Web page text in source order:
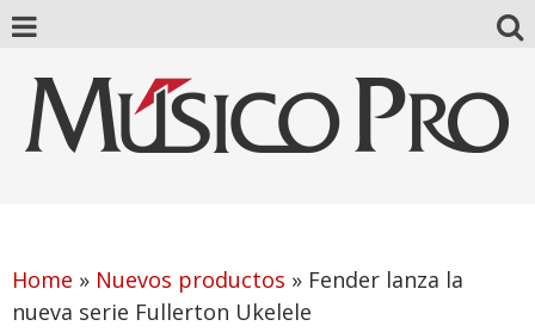
Home » Nuevos productos » Fender lanza la
nueva serie Fullerton Ukelele